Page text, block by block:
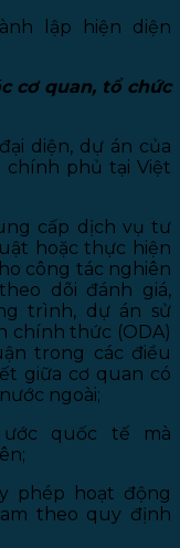
lập hiện diện
cơ quan, tổ chức
diện, dự án của
phủ tại Việt
cấp dịch vụ tư
hoặc thực hiện
công tác nghiên
dõi đánh giá,
trình, dự án sử
chính thức (ODA)
trong các điều
giữa cơ quan có
ngoài;
quốc tế mà
phép hoạt động
theo quy định